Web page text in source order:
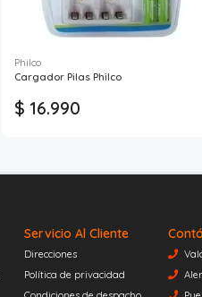
Philco
Cargador Pilas Philco
$ 16.990
Servicio Al Cliente
Direcciones
Política de privacidad